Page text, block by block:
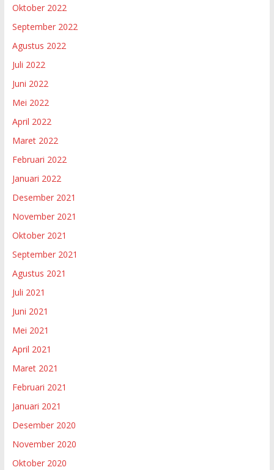
Oktober 2022
September 2022
Agustus 2022
Juli 2022
Juni 2022
Mei 2022
April 2022
Maret 2022
Februari 2022
Januari 2022
Desember 2021
November 2021
Oktober 2021
September 2021
Agustus 2021
Juli 2021
Juni 2021
Mei 2021
April 2021
Maret 2021
Februari 2021
Januari 2021
Desember 2020
November 2020
Oktober 2020